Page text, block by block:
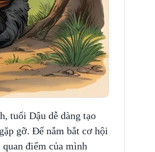
tuổi Dậu dễ dàng tạo
gỡ. Để nắm bắt cơ hội
điểm của mình